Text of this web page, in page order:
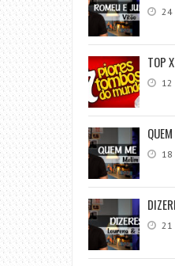
24
TOP
12
21